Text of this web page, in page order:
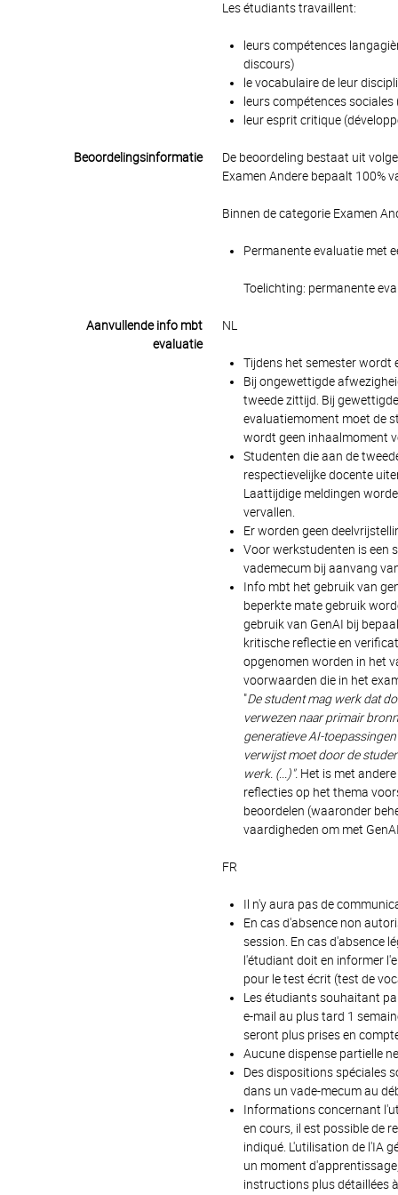
Les étudiants travaillent:
leurs compétences
discours)
le vocabulaire de leur
leurs compétences
leur esprit critique
Beoordelingsinformatie
De beoordeling bestaat uit
Examen Andere bepaalt 100%
Binnen de categorie Examen
Permanente evaluatie met
Toelichting: permanente
Aanvullende info mbt
evaluatie
NL
Tijdens het semester wordt
Bij ongewettigde
tweede zittijd. Bij
evaluatiemoment moet de
wordt geen inhaalmoment
Studenten die aan de
respectievelijke docente
Laattijdige meldingen
vervallen.
Er worden geen
Voor werkstudenten is een
vademecum bij aanvang
Info mbt het gebruik van
beperkte mate gebruik
gebruik van GenAI bij
kritische reflectie en
opgenomen worden in het
voorwaarden die in het
"De student mag werk dat
verwezen naar primair
generatieve AI-
verwijst moet door de
werk. (...)". Het is met
reflecties op het thema
beoordelen (waaronder
vaardigheden om met
FR
Il n'y aura pas de
En cas d'absence non
session. En cas d'absence
l'étudiant doit en informer
pour le test écrit (test de
Les étudiants souhaitant
e-mail au plus tard 1
seront plus prises en
Aucune dispense partielle
Des dispositions spéciales
dans un vade-mecum au
Informations concernant
en cours, il est possible de
indiqué. L'utilisation de l'IA
un moment
instructions plus détaillées